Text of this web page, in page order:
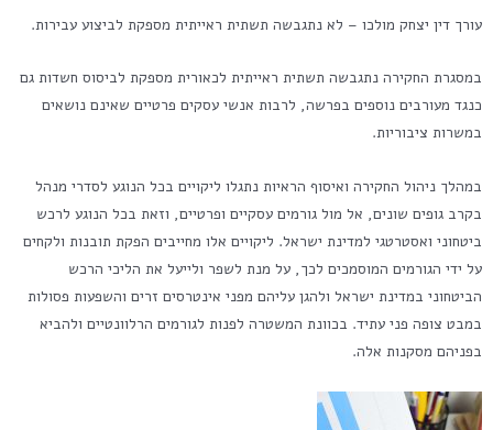
עורך דין יצחק מולכו – לא נתגבשה תשתית ראייתית מספקת לביצוע עבירות.
במסגרת החקירה נתגבשה תשתית ראייתית לכאורית מספקת לביסוס חשדות גם
כנגד מעורבים נוספים בפרשה, לרבות אנשי עסקים פרטיים שאינם נושאים
במשרות ציבוריות.
במהלך ניהול החקירה ואיסוף הראיות נתגלו ליקויים בכל הנוגע לסדרי מנהל
בקרב גופים שונים, אל מול גורמים עסקיים ופרטיים, וזאת בכל הנוגע לרכש
ביטחוני ואסטרטגי למדינת ישראל. ליקויים אלו מחייבים הפקת תובנות ולקחים
על ידי הגורמים המוסמכים לכך, על מנת לשפר ולייעל את הליכי הרכש
הביטחוני במדינת ישראל ולהגן עליהם מפני אינטרסים זרים והשפעות פסולות
במבט צופה פני עתיד. בכוונת המשטרה לפנות לגורמים הרלוונטיים ולהביא
בפניהם מסקנות אלה.